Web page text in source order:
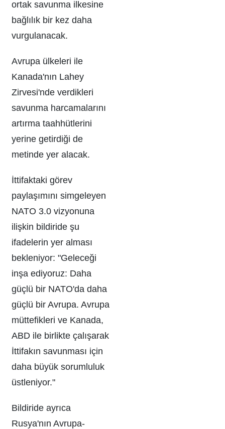
ortak savunma ilkesine
bağlılık bir kez daha
vurgulanacak.
Avrupa ülkeleri ile
Kanada'nın Lahey
Zirvesi'nde verdikleri
savunma harcamalarını
artırma taahhütlerini
yerine getirdiği de
metinde yer alacak.
İttifaktaki görev
paylaşımını simgeleyen
NATO 3.0 vizyonuna
ilişkin bildiride şu
ifadelerin yer alması
bekleniyor: "Geleceği
inşa ediyoruz: Daha
güçlü bir NATO'da daha
güçlü bir Avrupa. Avrupa
müttefikleri ve Kanada,
ABD ile birlikte çalışarak
İttifakın savunması için
daha büyük sorumluluk
üstleniyor."
Bildiride ayrıca
Rusya'nın Avrupa-